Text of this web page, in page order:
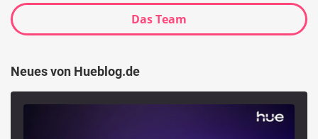
Das Team
Neues von Hueblog.de